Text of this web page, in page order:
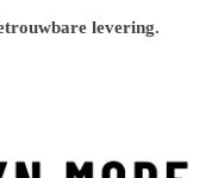
levering.